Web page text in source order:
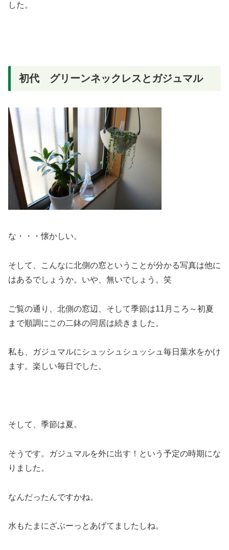
した。
初代 グリーンネックレスとガジュマル
な・・・懐かしい。
そして、こんなに北側の窓ということが分かる写真は他に
はあるでしょうか。いや、無いでしょう。笑
ご覧の通り、北側の窓辺、そして季節は11月ころ～初夏
まで順調にこの二鉢の同居は続きました。
私も、ガジュマルにシュッシュシュッシュ毎日葉水をかけ
ます。楽しい毎日でした。
そして、季節は夏。
そうです。ガジュマルを外に出す！という予定の時期にな
りました。
なんだったんですかね。
水もたまにざぶーっとあげてましたしね。